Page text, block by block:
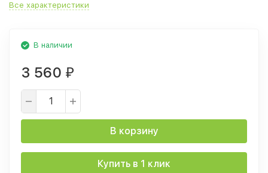
Все характеристики
В наличии
3 560 ₽
В корзину
Купить в 1 клик